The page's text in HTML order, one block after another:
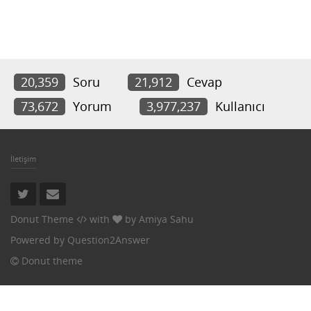
20,359 Soru 21,912
Cevap
73,672
Yorum 3,977,237 Kullanıcı
İletişim
Donut Theme with by Amiya Sahu
Powered by Question2Answer
Donut theme